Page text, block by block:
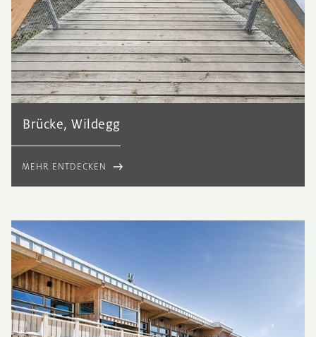
Brücke, Wildegg
MEHR ENTDECKEN